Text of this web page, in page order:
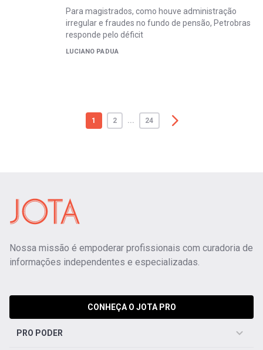
Para magistrados, como houve administração
irregular e fraudes no fundo de pensão, Petrobras
responde pelo déficit
LUCIANO PADUA
1 2 ... 24
Nossa missão é empoderar profissionais com curadoria de
informações independentes e especializadas.
CONHEÇA O JOTA PRO
PRO PODER